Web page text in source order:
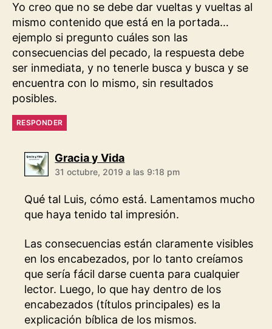
Yo creo que no se debe dar vueltas y vueltas al
mismo contenido que está en la portada…
ejemplo si pregunto cuáles son las
consecuencias del pecado, la respuesta debe
ser inmediata, y no tenerle busca y busca y se
encuentra con lo mismo, sin resultados
posibles.
RESPONDER
Gracia y Vidadice:
31 octubre, 2019 a las 9:18 pm
Qué tal Luis, cómo está. Lamentamos mucho
que haya tenido tal impresión.
Las consecuencias están claramente visibles
en los encabezados, por lo tanto creíamos
que sería fácil darse cuenta para cualquier
lector. Luego, lo que hay dentro de los
encabezados (títulos principales) es la
explicación bíblica de los mismos.